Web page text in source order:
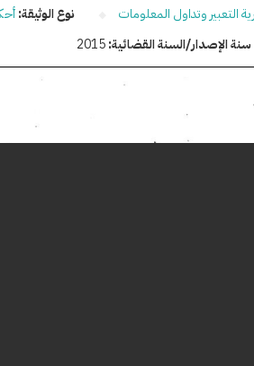
التعبير وتداول المعلومات نوع الوثيقة:
سنة الإصدار/السنة القضائية:2015